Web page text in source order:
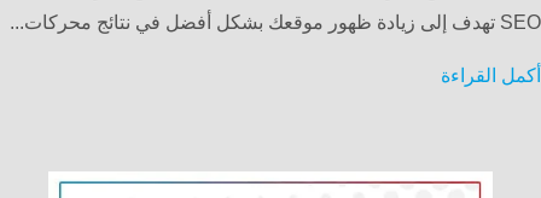
SEO تهدف إلى زيادة ظهور موقعك بشكل أفضل في نتائج محركات...
أكمل القراءة